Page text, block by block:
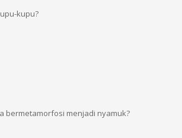
kupu?
bermetamorfosi menjadi nyamuk?